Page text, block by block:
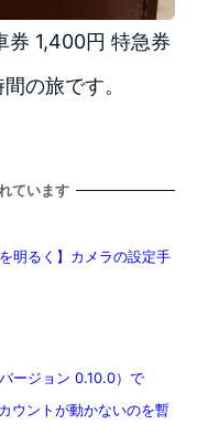
券 1,400円 特急券
の旅です。
ています
明るく】カメラの設定手
ージョン 0.10.0）で
ウントが動かないのを暫